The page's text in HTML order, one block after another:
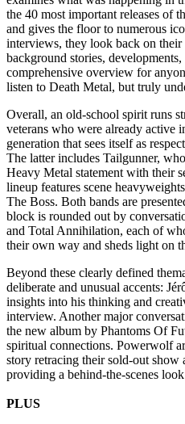
the 40 most important releases of
and gives the floor to numerous
interviews, they look back on their
background stories, developments,
comprehensive overview for
listen to Death Metal, but truly
Overall, an old-school spirit runs
veterans who were already active
generation that sees itself as
The latter includes Tailgunner,
Heavy Metal statement with their
lineup features scene
The Boss. Both bands are
block is rounded out by
and Total Annihilation, each of
their own way and sheds light on
Beyond these clearly defined
deliberate and unusual accents:
insights into his thinking and
interview. Another major
the new album by Phantoms Of
spiritual connections. Powerwolf
story retracing their sold-out show
providing a behind-the-scenes
PLUS